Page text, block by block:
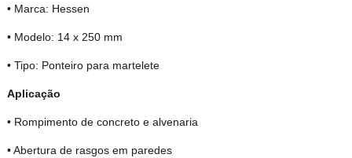
• Marca: Hessen
• Modelo: 14 x 250 mm
• Tipo: Ponteiro para martelete
Aplicação
• Rompimento de concreto e alvenaria
• Abertura de rasgos em paredes